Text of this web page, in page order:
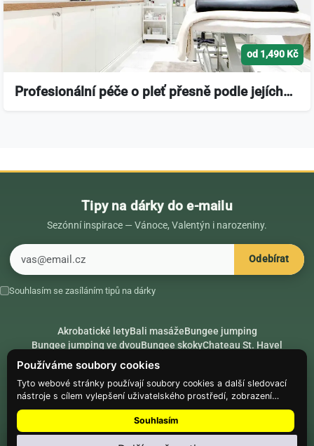
Používáme soubory cookies
Tyto webové stránky používají soubory cookies a další sledovací
nástroje s cílem vylepšení uživatelského prostředí, zobrazení
přizpůsobeného obsahu a reklam, analýzy návštěvnosti webových
stránek a zjištění zdroje návštěvnosti.
Souhlasím
od 1,490 Kč
Profesionální péče o pleť přesně podle jejích…
Tipy na dárky do e-mailu
Sezónní inspirace — Vánoce, Valentýn i narozeniny.
Odebírat
Souhlasím se zasíláním tipů na dárky
Akrobatické letyBali masážeBungee jumping
Bungee jumping ve dvouBungee skokyChateau St. Havel
Dárek k 18. narozeninám
Dárek k 40. narozeninám
RádceSecret SantaSložte se na dárek
PARTNEŘIHike.placeClimbing.place
© Web Development — Good Experience s.r.o.